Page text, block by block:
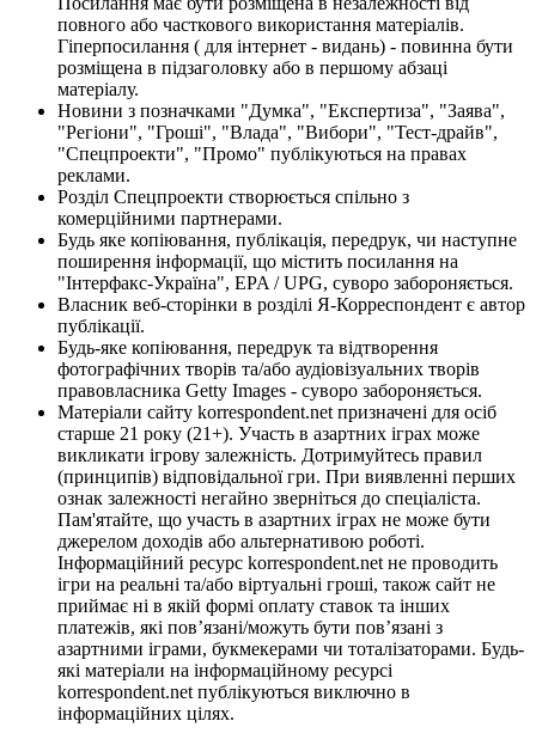
повного або часткового використання матеріалів.
Гіперпосилання ( для інтернет - видань) - повинна бути
розміщена в підзаголовку або в першому абзаці
матеріалу.
Новини з позначками "Думка", "Експертиза", "Заява",
"Регіони", "Гроші", "Влада", "Вибори", "Тест-драйв",
"Спецпроекти", "Промо" публікуються на правах
реклами.
Розділ Спецпроекти створюється спільно з
комерційними партнерами.
Будь яке копіювання, публікація, передрук, чи наступне
поширення інформації, що містить посилання на
"Інтерфакс-Україна", EPA / UPG, суворо забороняється.
Власник веб-сторінки в розділі Я-Корреспондент є автор
публікації.
Будь-яке копіювання, передрук та відтворення
фотографічних творів та/або аудіовізуальних творів
правовласника Getty Images - суворо забороняється.
Матеріали сайту korrespondent.net призначені для осіб
старше 21 року (21+). Участь в азартних іграх може
викликати ігрову залежність. Дотримуйтесь правил
(принципів) відповідальної гри. При виявленні перших
ознак залежності негайно зверніться до спеціаліста.
Пам'ятайте, що участь в азартних іграх не може бути
джерелом доходів або альтернативою роботі.
Інформаційний ресурс korrespondent.net не проводить
ігри на реальні та/або віртуальні гроші, також сайт не
приймає ні в якій формі оплату ставок та інших
платежів, які пов’язані/можуть бути пов’язані з
азартними іграми, букмекерами чи тоталізаторами. Будь-
які матеріали на інформаційному ресурсі
korrespondent.net публікуються виключно в
інформаційних цілях.